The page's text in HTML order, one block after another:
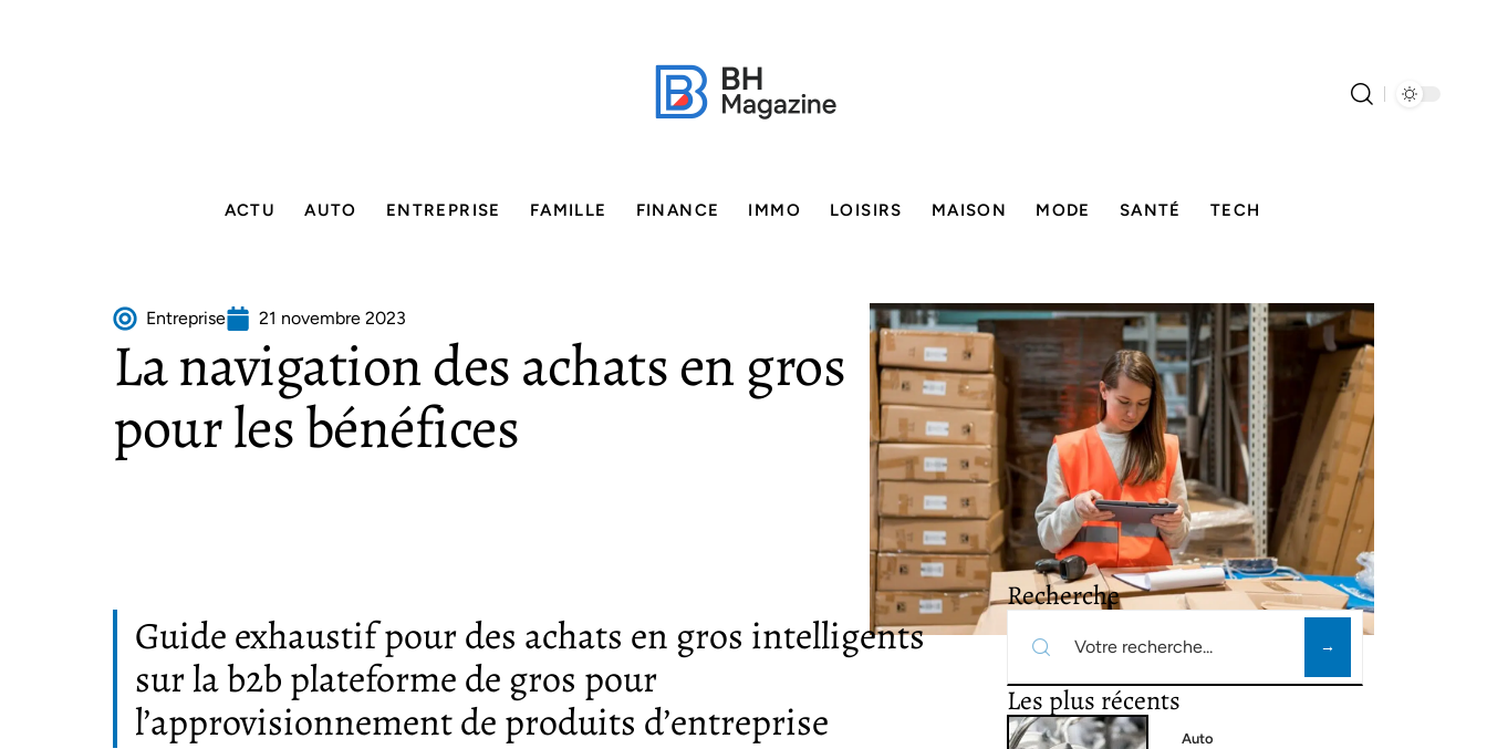
ACTU AUTO ENTREPRISE FAMILLE FINANCE IMMO LOISIRS MAISON MODE SANTÉ TECH
Entreprise 21 novembre 2023
La navigation des achats en gros
pour les bénéfices
Guide exhaustif pour des achats en gros intelligents
sur la b2b plateforme de gros pour
l’approvisionnement de produits d’entreprise
Recherche
Les plus récents
Auto